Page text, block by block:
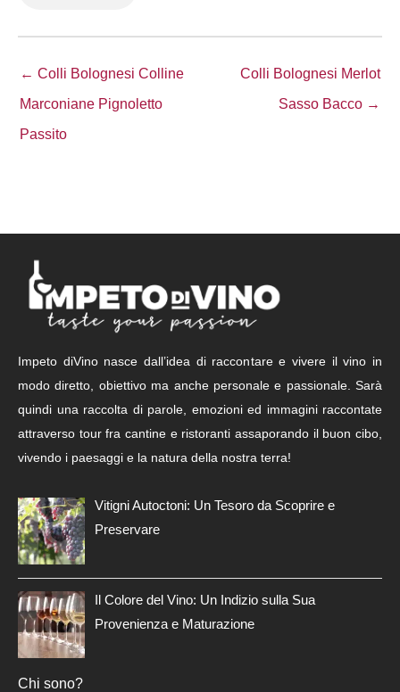
← Colli Bolognesi Colline
Marconiane Pignoletto
Passito
Colli Bolognesi Merlot
Sasso Bacco →
Impeto diVino nasce dall’idea di raccontare e vivere il vino in
modo diretto, obiettivo ma anche personale e passionale. Sarà
quindi una raccolta di parole, emozioni ed immagini raccontate
attraverso tour fra cantine e ristoranti assaporando il buon cibo,
vivendo i paesaggi e la natura della nostra terra!
Vitigni Autoctoni: Un Tesoro da Scoprire e
Preservare
Il Colore del Vino: Un Indizio sulla Sua
Provenienza e Maturazione
Chi sono?